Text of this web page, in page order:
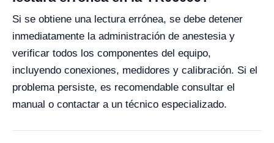
Si se obtiene una lectura errónea, se debe detener
inmediatamente la administración de anestesia y
verificar todos los componentes del equipo,
incluyendo conexiones, medidores y calibración. Si el
problema persiste, es recomendable consultar el
manual o contactar a un técnico especializado.